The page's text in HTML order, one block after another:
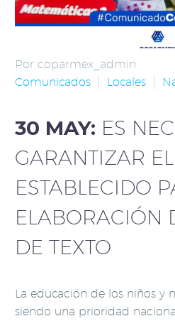
Por coparmex_admin
Comunicados
Locales
30 MAY: ES
GARANTIZAR
ESTABLECIDO
ELABORACIÓN
DE TEXTO
La educación de los niños y
siendo una prioridad